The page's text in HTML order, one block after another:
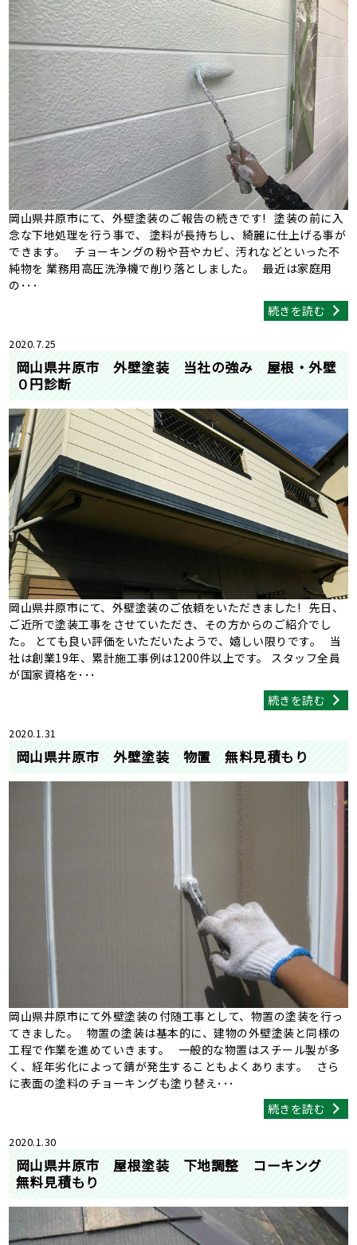
岡山県井原市にて、外壁塗装のご報告の続きです! 塗装の前に入
念な下地処理を行う事で、 塗料が長持ちし、綺麗に仕上げる事が
できます。 チョーキングの粉や苔やカビ、汚れなどといった不
純物を 業務用高圧洗浄機で削り落としました。 最近は家庭用
の･･･
続きを読む
2020.7.25
岡山県井原市 外壁塗装 当社の強み 屋根・外壁
０円診断
岡山県井原市にて、外壁塗装のご依頼をいただきました! 先日、
ご近所で塗装工事をさせていただき、その方からのご紹介でし
た。 とても良い評価をいただいたようで、嬉しい限りです。 当
社は創業19年、累計施工事例は1200件以上です。 スタッフ全員
が国家資格を･･･
続きを読む
2020.1.31
岡山県井原市 外壁塗装 物置 無料見積もり
岡山県井原市にて外壁塗装の付随工事として、物置の塗装を行っ
てきました。 物置の塗装は基本的に、建物の外壁塗装と同様の
工程で作業を進めていきます。 一般的な物置はスチール製が多
く、経年劣化によって錆が発生することもよくあります。 さら
に表面の塗料のチョーキングも塗り替え･･･
続きを読む
2020.1.30
岡山県井原市 屋根塗装 下地調整 コーキング
無料見積もり